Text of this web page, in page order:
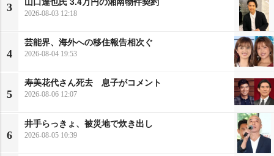
3 2026-08-03 12:18
4
芸能界、海外への移住報告相次ぐ
2026-08-04 19:53
5
寿美花代さん死去 息子がコメント
2026-08-06 12:07
6
井手らっきょ、被災地で炊き出し
2026-08-05 10:39